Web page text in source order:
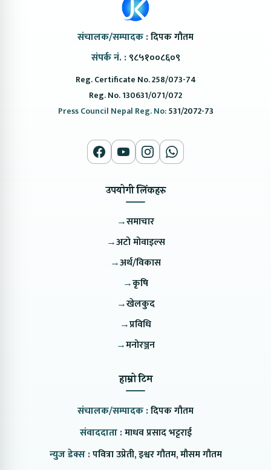
संचालक/सम्पादक :दिपक गौतम
संपर्क नं. : ९८५१००८६०९
Reg. Certificate No. 258/073-74
Reg. No. 130631/071/072
Press Council Nepal Reg. No:531/2072-73
उपयोगी लिंकहरु
→समाचार
→अटो मोवाइल्स
→अर्थ/विकास
→कृषि
→खेलकुद
→प्रविधि
→मनोरञ्जन
हाम्रो टिम
संचालक/सम्पादक :दिपक गौतम
संवाददाता :माधव प्रसाद भट्टराई
न्युज डेक्स :पवित्रा उप्रेती, इश्वर गौतम, मौसम गौतम